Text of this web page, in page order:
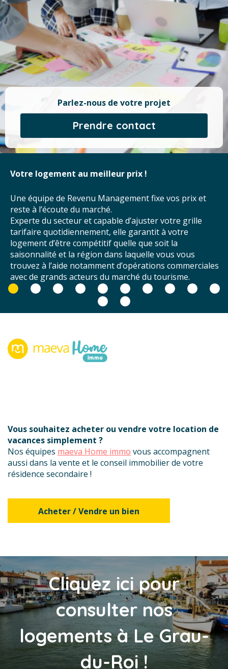
nous de votre projet
Prendre contact
au meilleur prix !
Management fixe vos prix et
du marché.
et capable d’ajuster votre grille
elle garantit à votre
compétitif quelle que soit la
région dans laquelle vous vous
notamment d’opérations commerciales
acteurs du marché du tourisme.
long de
notre
Les photos
l’attention
vacances.
logement se
concurrents !
Vous souhaitez acheter ou vendre votre location de
vacances simplement ?
Nos équipes maeva Home immo vous accompagnent
aussi dans la vente et le conseil immobilier de votre
résidence secondaire !
Acheter / Vendre un bien
Cliquez ici pour
consulter nos
logements à Le Grau-
du-Roi !